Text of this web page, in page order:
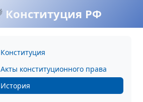
Конституция РФ
Конституция
Акты конституционного права
История